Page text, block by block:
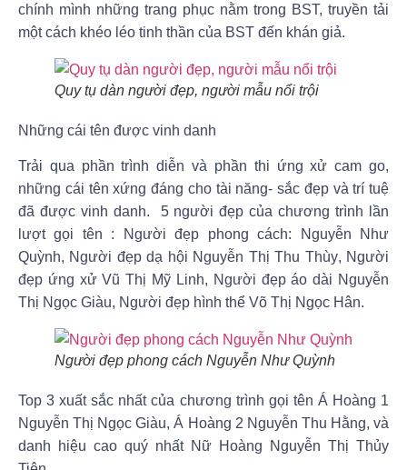
chính mình những trang phục nằm trong BST, truyền tải
một cách khéo léo tinh thần của BST đến khán giả.
Quy tụ dàn người đẹp, người mẫu nổi trội
Những cái tên được vinh danh
Trải qua phần trình diễn và phần thi ứng xử cam go,
những cái tên xứng đáng cho tài năng- sắc đẹp và trí tuệ
đã được vinh danh. 5 người đẹp của chương trình lần
lượt gọi tên : Người đẹp phong cách:
Nguyễn Như
Quỳnh, Người đẹp dạ hội Nguyễn Thị Thu Thùy, Người
đẹp ứng xửVũ Thị Mỹ Linh, Người đẹp áo dài Nguyễn
Thị Ngọc Giàu, Người đẹp hình thể Võ Thị Ngọc Hân.
Người đẹp phong cách Nguyễn Như Quỳnh
Top 3 xuất sắc nhất của chương trình gọi tên Á Hoàng 1
Nguyễn Thị Ngọc Giàu,Á Hoàng 2 Nguyễn Thu Hằng, và
danh hiệu cao quý nhất Nữ Hoàng Nguyễn Thị Thủy